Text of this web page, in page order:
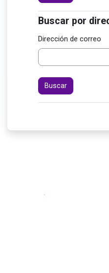
Buscar por
Buscar por
Dirección de correo